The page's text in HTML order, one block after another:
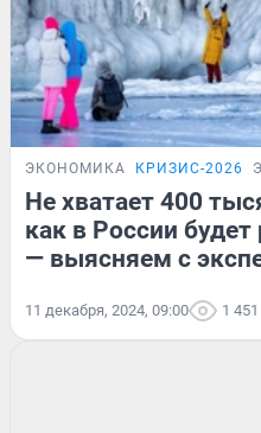
ЭКОНОМИКА КРИЗИС-2026
Не хватает 400
как в России
— выясняем с
11 декабря, 2024, 09:00 1 451